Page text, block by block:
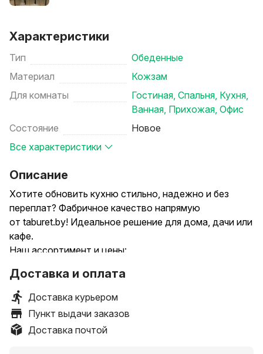
Характеристики
Тип
Обеденные
Материал
Кожзам
Для комнаты
Гостиная, Спальня, Кухня,
Ванная, Прихожая, Офис
Состояние
Новое
Все характеристики
Описание
Хотите обновить кухню стильно, надежно и без
переплат? Фабричное качество напрямую
от taburet.by! Идеальное решение для дома, дачи или
кафе.
Наш ассортимент и цены:
Новый табурет — всего 30 рублей.
Обеденные столы — в наличии большой выбор
моделей и расцветок. Соберем
для вас идеальный обеденный комплект!
Почему стоит выбрать нашу мебель:
Доставка и оплата
Доставка курьером
Пункт выдачи заказов
Доставка почтой